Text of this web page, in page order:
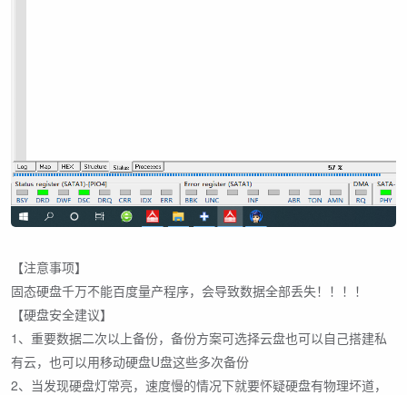
【注意事项】
固态硬盘千万不能百度量产程序，会导致数据全部丢失！！！！
【硬盘安全建议】
1、重要数据二次以上备份，备份方案可选择云盘也可以自己搭建私
有云，也可以用移动硬盘U盘这些多次备份
2、当发现硬盘灯常亮，速度慢的情况下就要怀疑硬盘有物理坏道，